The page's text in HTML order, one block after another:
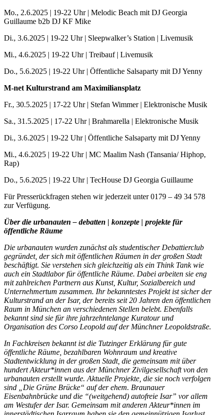
Mo., 2.6.2025 | 19-22 Uhr | Melodic Beach mit DJ Georgia
Guillaume b2b DJ KF Mike
Di., 3.6.2025 | 19-22 Uhr | Sleepwalker’s Station | Livemusik
Mi., 4.6.2025 | 19-22 Uhr | Treibauf | Livemusik
Do., 5.6.2025 | 19-22 Uhr | Öffentliche Salsaparty mit DJ Yenny
M-net Kulturstrand am Maximiliansplatz
Fr., 30.5.2025 | 17-22 Uhr | Stefan Wimmer | Elektronische Musik
Sa., 31.5.2025 | 17-22 Uhr | Brahmarella | Elektronische Musik
Di., 3.6.2025 | 19-22 Uhr | Öffentliche Salsaparty mit DJ Yenny
Mi., 4.6.2025 | 19-22 Uhr | MC Maalim Nash (Tansania/ Hiphop,
Rap)
Do., 5.6.2025 | 19-22 Uhr | TecHouse DJ Georgia Guillaume
Für Presserückfragen stehen wir jederzeit unter 0179 – 49 34 578
zur Verfügung.
Über die urbanauten – debatten | konzepte | projekte für
öffentliche Räume
Die urbanauten wurden zunächst als studentischer Debattierclub
gegründet, der sich mit öffentlichen Räumen in der großen Stadt
beschäftigt. Sie verstehen sich gleichzeitig als ein Think Tank wie
auch ein Stadtlabor für öffentliche Räume. Dabei arbeiten sie eng
mit zahlreichen Partnern aus Kunst, Kultur, Sozialbereich und
Unternehmertum zusammen. Ihr bekanntestes Projekt ist sicher der
Kulturstrand an der Isar, der bereits seit 20 Jahren den öffentlichen
Raum in München an verschiedenen Stellen belebt. Ebenfalls
bekannt sind sie für ihre jahrzehntelange Kuratour und
Organisation des Corso Leopold auf der Münchner Leopoldstraße.
In Fachkreisen bekannt ist die Tutzinger Erklärung für gute
öffentliche Räume, bezahlbaren Wohnraum und kreative
Stadtentwicklung in der großen Stadt, die gemeinsam mit über
hundert Akteur*innen aus der Münchner Zivilgesellschaft von den
urbanauten erstellt wurde. Aktuelle Projekte, die sie noch verfolgen
sind „Die Grüne Brücke“ auf der ehem. Braunauer
Eisenbahnbrücke und die “(weitgehend) autofreie Isar” vor allem
am Westufer der Isar. Gemeinsam mit anderen Akteur*innen im